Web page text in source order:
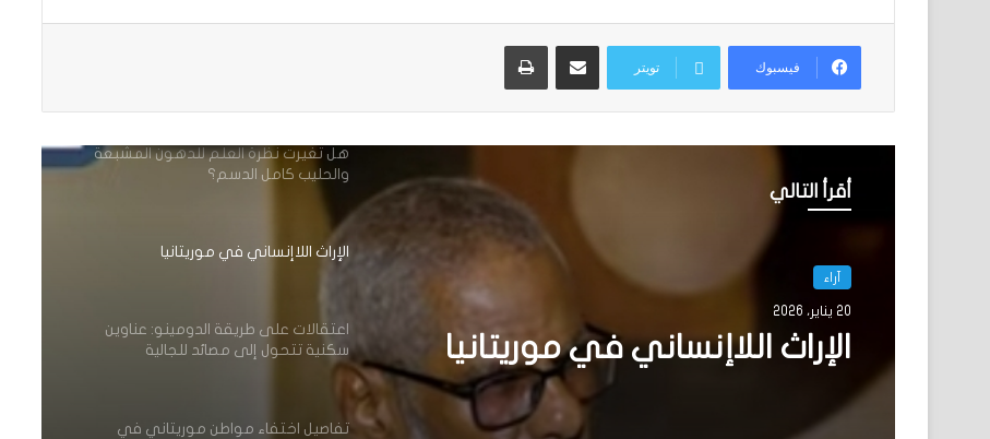
فيسبوك تويتر
مشاركة عبر البريد طباعة
أقرأ التالي
آراء
20 يناير، 2026
الإراث اللاإنساني في موريتانيا
هل تغيرت نظرة العلم للدهون المشبعة
والحليب كامل الدسم؟
الإراث اللاإنساني في موريتانيا
اعتقالات على طريقة الدومينو: عناوين
سكنية تتحول إلى مصائد للجالية
الموريتانية في ميتشيغان
تفاصيل اختفاء مواطن موريتاني في